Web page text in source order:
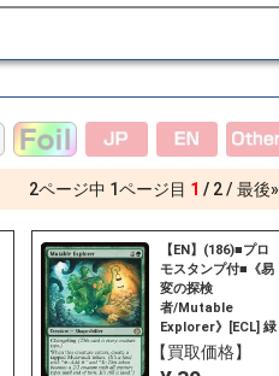
2ページ中 1ページ目 1 2 最後»
【EN】(186)■プロ
モスタンプ付■《易
変の探検
者/Mutable
Explorer》[ECL] 緑
R
【買取価格】